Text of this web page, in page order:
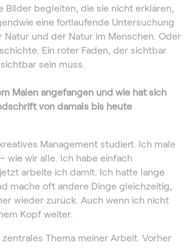
Bilder begleiten, die sie nicht erklären,
eine fortlaufende Untersuchung
Natur und der Natur im Menschen. Oder
Ein roter Faden, der sichtbar
sein muss.
Malen angefangen und wie hat sich
von damals bis heute
Management studiert. Ich male
wie wir alle. Ich habe einfach
arbeite ich damit. Ich hatte lange
mache oft andere Dinge gleichzeitig,
wieder zurück. Auch wenn ich nicht
Kopf weiter.
Thema meiner Arbeit. Vorher